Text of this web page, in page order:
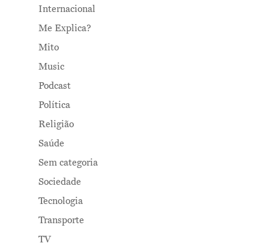
Internacional
Me Explica?
Mito
Music
Podcast
Política
Religião
Saúde
Sem categoria
Sociedade
Tecnologia
Transporte
TV